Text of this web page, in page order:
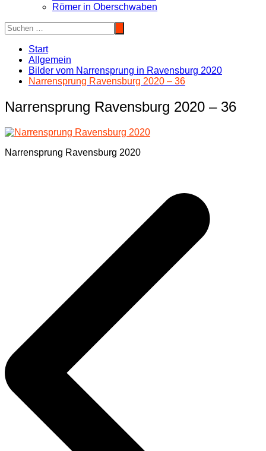
Römer in Oberschwaben
Start
Allgemein
Bilder vom Narrensprung in Ravensburg 2020
Narrensprung Ravensburg 2020 – 36
Narrensprung Ravensburg 2020 – 36
Narrensprung Ravensburg 2020